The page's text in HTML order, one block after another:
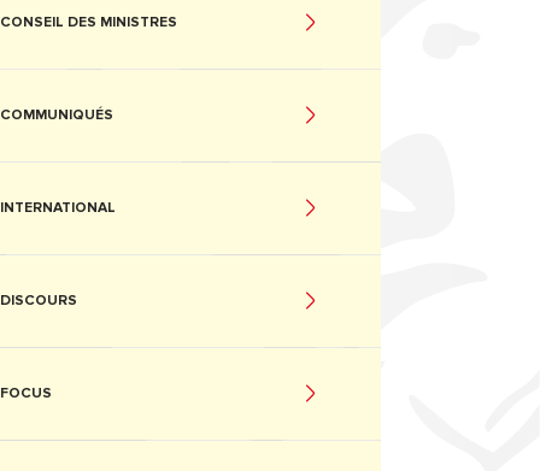
CONSEIL DES MINISTRES
COMMUNIQUÉS
INTERNATIONAL
DISCOURS
FOCUS